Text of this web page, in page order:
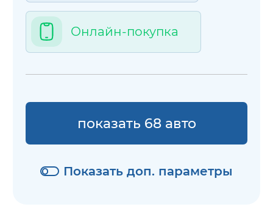
Онлайн-покупка
Показать доп. параметры
показать 68 авто